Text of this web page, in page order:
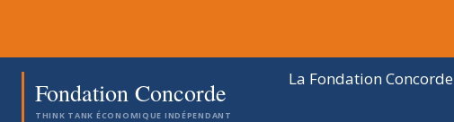
contenu
Fondation Concorde
THINK TANK ÉCONOMIQUE INDÉPENDANT
La Fondation Concorde